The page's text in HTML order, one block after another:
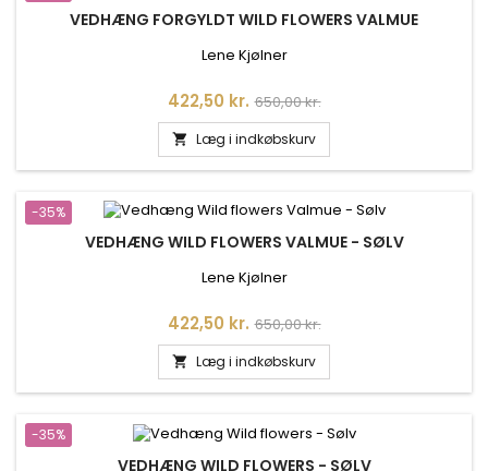
VEDHÆNG FORGYLDT WILD FLOWERS VALMUE
Lene Kjølner
Pris
422,50 kr. Normalpris
650,00 kr.
 Læg i indkøbskurv
-35%
VEDHÆNG WILD FLOWERS VALMUE - SØLV
Lene Kjølner
Pris
422,50 kr. Normalpris
650,00 kr.
 Læg i indkøbskurv
-35%
VEDHÆNG WILD FLOWERS - SØLV